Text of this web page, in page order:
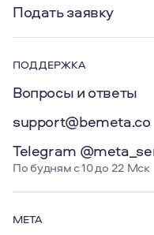
Подать заявку
ПОДДЕРЖКА
Вопросы и ответы
support@bemeta.co
Telegram
По будням с 10 до 22 Мск
МЕТА